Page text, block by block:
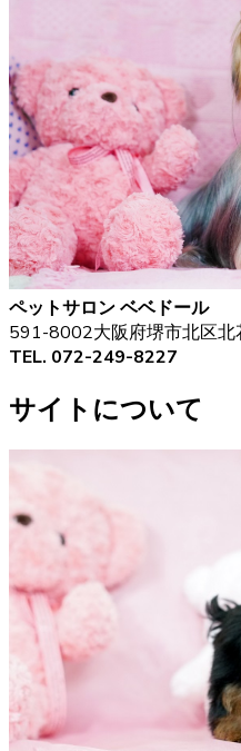
ペットサロン ベベドール
591-8002大阪府堺市北区
TEL. 072-249-8227
サイトについて